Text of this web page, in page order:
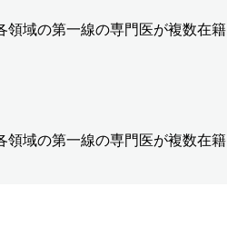
域の第一線の専門医が複数在
域の第一線の専門医が複数在